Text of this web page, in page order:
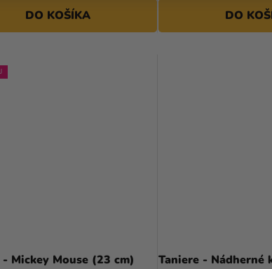
DO KOŠÍKA DO
Mickey Mouse (23 cm) Taniere - Nádherné